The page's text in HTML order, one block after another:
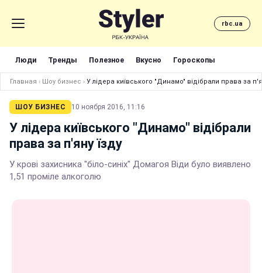
rbc.ua
Люди Тренды Полезное Вкусно Гороскопы
Главная › Шоу бизнес › У лідера київського "Динамо" відібрали права за
ШОУ БИЗНЕС 10 ноября 2016, 11:16
У лідера київського "Динамо" відібрали
права за п'яну їзду
У крові захисника "біло-синіх" Домагоя Віди було виявлено
1,51 проміле алкоголю